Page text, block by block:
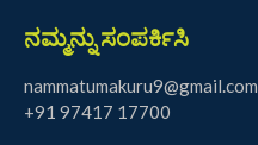
ನಮ್ಮನ್ನು ಸಂಪರ್ಕಿಸಿ
nammatumakuru9@gmail.com
+91 97417 17700